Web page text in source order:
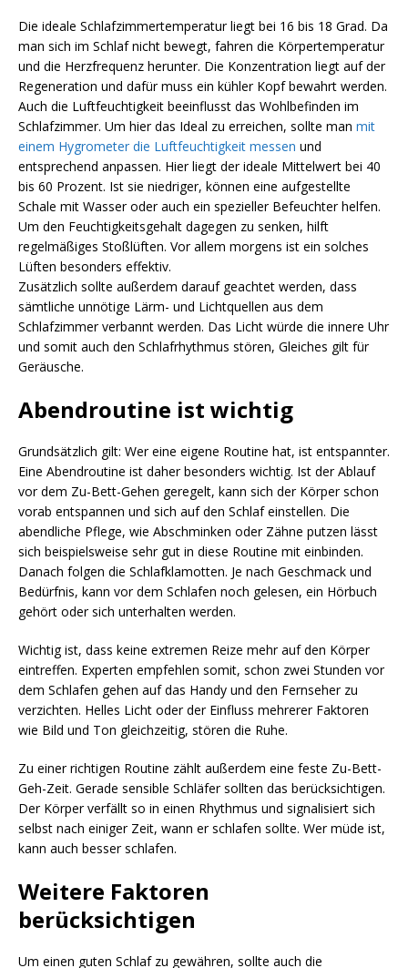
Die ideale Schlafzimmertemperatur liegt bei 16 bis 18 Grad. Da
man sich im Schlaf nicht bewegt, fahren die Körpertemperatur
und die Herzfrequenz herunter. Die Konzentration liegt auf der
Regeneration und dafür muss ein kühler Kopf bewahrt werden.
Auch die Luftfeuchtigkeit beeinflusst das Wohlbefinden im
Schlafzimmer. Um hier das Ideal zu erreichen, sollte man mit
einem Hygrometer die Luftfeuchtigkeit messen und
entsprechend anpassen. Hier liegt der ideale Mittelwert bei 40
bis 60 Prozent. Ist sie niedriger, können eine aufgestellte
Schale mit Wasser oder auch ein spezieller Befeuchter helfen.
Um den Feuchtigkeitsgehalt dagegen zu senken, hilft
regelmäßiges Stoßlüften. Vor allem morgens ist ein solches
Lüften besonders effektiv.
Zusätzlich sollte außerdem darauf geachtet werden, dass
sämtliche unnötige Lärm- und Lichtquellen aus dem
Schlafzimmer verbannt werden. Das Licht würde die innere Uhr
und somit auch den Schlafrhythmus stören, Gleiches gilt für
Geräusche.
Abendroutine ist wichtig
Grundsätzlich gilt: Wer eine eigene Routine hat, ist entspannter.
Eine Abendroutine ist daher besonders wichtig. Ist der Ablauf
vor dem Zu-Bett-Gehen geregelt, kann sich der Körper schon
vorab entspannen und sich auf den Schlaf einstellen. Die
abendliche Pflege, wie Abschminken oder Zähne putzen lässt
sich beispielsweise sehr gut in diese Routine mit einbinden.
Danach folgen die Schlafklamotten. Je nach Geschmack und
Bedürfnis, kann vor dem Schlafen noch gelesen, ein Hörbuch
gehört oder sich unterhalten werden.
Wichtig ist, dass keine extremen Reize mehr auf den Körper
eintreffen. Experten empfehlen somit, schon zwei Stunden vor
dem Schlafen gehen auf das Handy und den Fernseher zu
verzichten. Helles Licht oder der Einfluss mehrerer Faktoren
wie Bild und Ton gleichzeitig, stören die Ruhe.
Zu einer richtigen Routine zählt außerdem eine feste Zu-Bett-
Geh-Zeit. Gerade sensible Schläfer sollten das berücksichtigen.
Der Körper verfällt so in einen Rhythmus und signalisiert sich
selbst nach einiger Zeit, wann er schlafen sollte. Wer müde ist,
kann auch besser schlafen.
Weitere Faktoren
berücksichtigen
Um einen guten Schlaf zu gewähren, sollte auch die